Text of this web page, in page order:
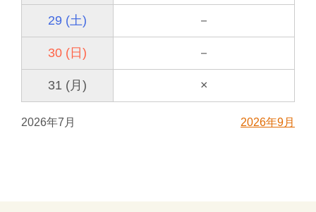
29 (土) －
30 (日) －
31 (月) ×
2026年7月 2026年9月